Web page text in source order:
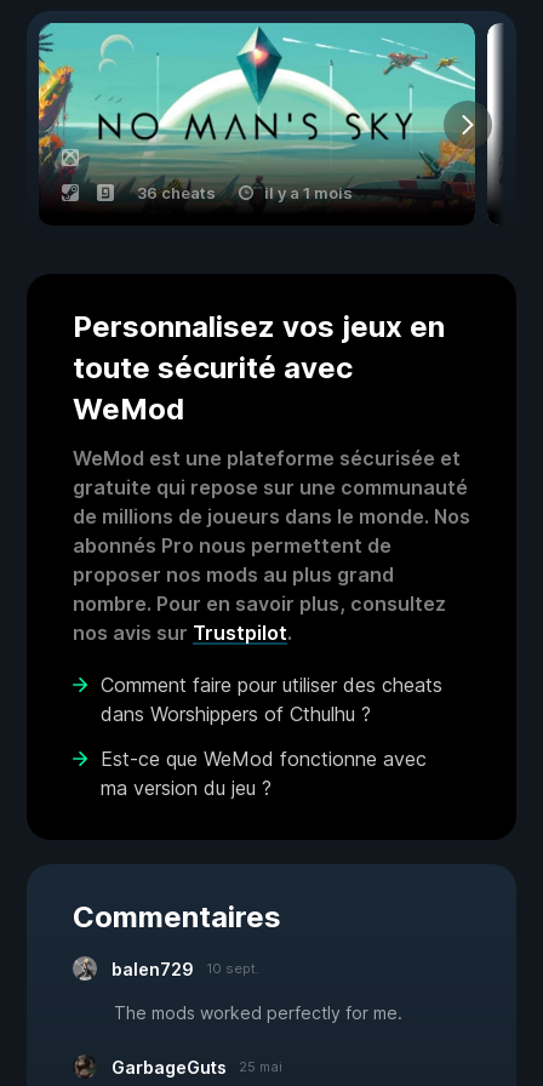
36 cheats il y a 1 mois
Personnalisez vos jeux en
toute sécurité avec
WeMod
WeMod est une plateforme sécurisée et
gratuite qui repose sur une communauté
de millions de joueurs dans le monde. Nos
abonnés Pro nous permettent de
proposer nos mods au plus grand
nombre. Pour en savoir plus, consultez
nos avis sur Trustpilot.
Comment faire pour utiliser des cheats
dans Worshippers of Cthulhu ?
Est-ce que WeMod fonctionne avec
ma version du jeu ?
Commentaires
balen729 10 sept.
The mods worked perfectly for me.
GarbageGuts 25 mai